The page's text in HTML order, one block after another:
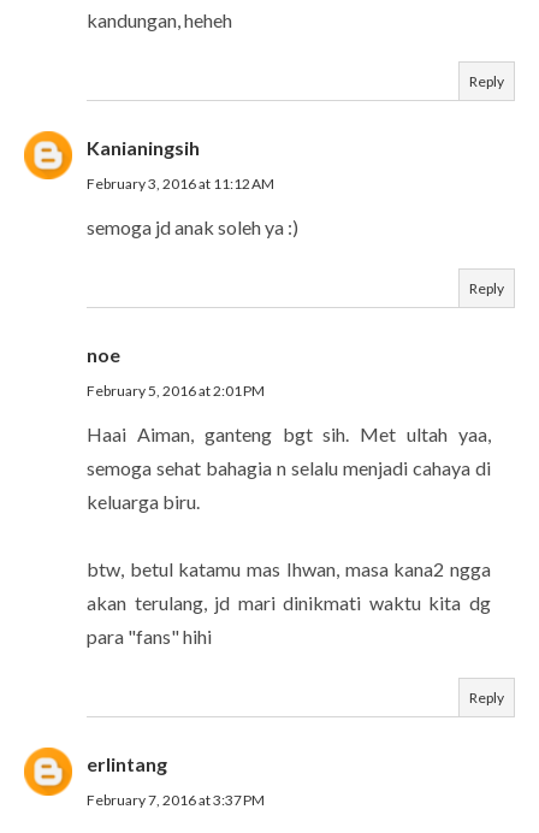
kandungan, heheh
Reply
Kanianingsih
February 3, 2016 at 11:12 AM
semoga jd anak soleh ya :)
Reply
noe
February 5, 2016 at 2:01 PM
Haai Aiman, ganteng bgt sih. Met ultah yaa,
semoga sehat bahagia n selalu menjadi cahaya di
keluarga biru.
btw, betul katamu mas Ihwan, masa kana2 ngga
akan terulang, jd mari dinikmati waktu kita dg
para "fans" hihi
Reply
erlintang
February 7, 2016 at 3:37 PM